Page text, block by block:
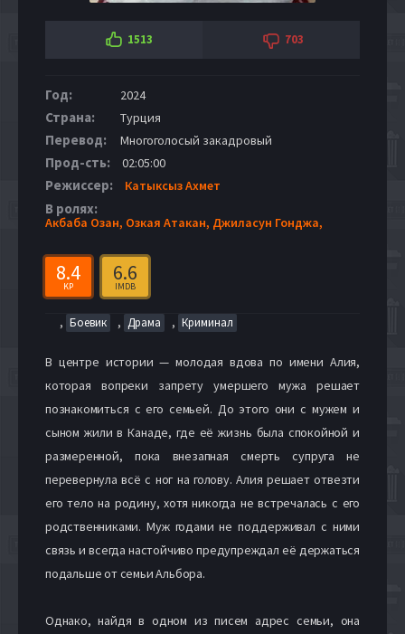
1513 703
Год: 2024
Страна: Турция
Перевод: Многоголосый закадровый
Прод-сть: 02:05:00
Режиссер: Катыксыз Ахмет
В ролях:
Акбаба Озан, Озкая Атакан, Джиласун Гонджа,
8.4
KP
6.6
IMDB
, Боевик , Драма , Криминал
В центре истории — молодая вдова по имени Алия,
которая вопреки запрету умершего мужа решает
познакомиться с его семьей. До этого они с мужем и
сыном жили в Канаде, где её жизнь была спокойной и
размеренной, пока внезапная смерть супруга не
перевернула всё с ног на голову. Алия решает отвезти
его тело на родину, хотя никогда не встречалась с его
родственниками. Муж годами не поддерживал с ними
связь и всегда настойчиво предупреждал её держаться
подальше от семьи Альбора.
Однако, найдя в одном из писем адрес семьи, она